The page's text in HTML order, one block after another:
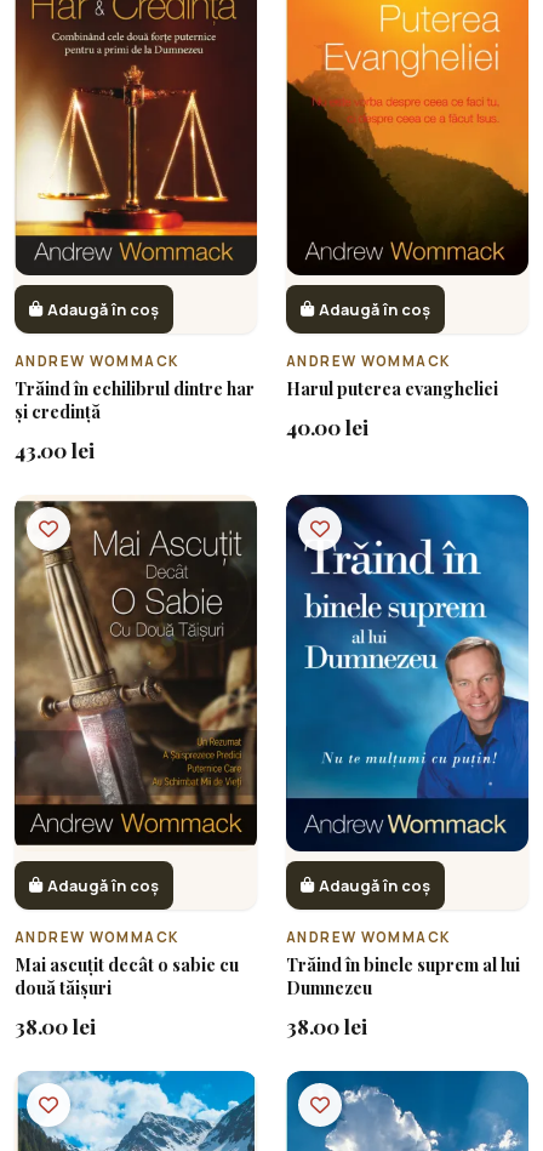
Adaugă în coș
ANDREW WOMMACK
Trăind în echilibrul dintre har
și credință
43.00 lei
Adaugă în coș
ANDREW WOMMACK
Harul puterea evangheliei
40.00 lei
Adaugă în coș
ANDREW WOMMACK
Mai ascuțit decât o sabie cu
două tăișuri
38.00 lei
Adaugă în coș
ANDREW WOMMACK
Trăind în binele suprem al lui
Dumnezeu
38.00 lei